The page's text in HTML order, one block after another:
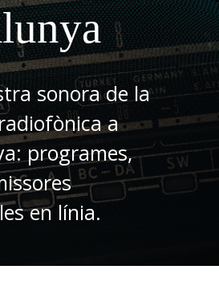
sonora de la
a
programes,
en línia.